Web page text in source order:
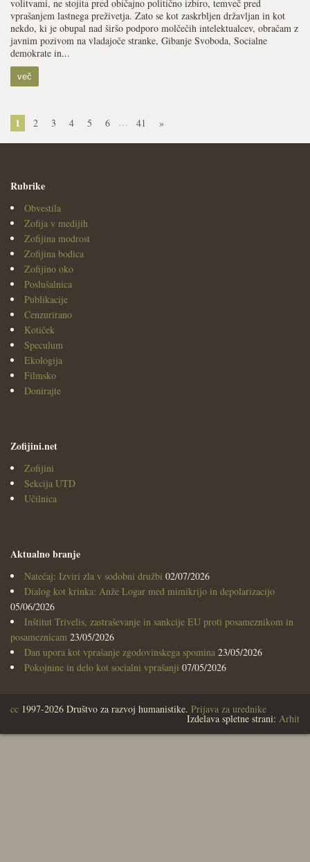
volitvami, ne stojita pred običajno politično izbiro, temveč pred
vprašanjem lastnega preživetja. Zato se kot zaskrbljen državljan in kot
nekdo, ki je obupal nad širšo podporo molčečih intelektualcev, obračam z
javnim pozivom na vladajoče stranke, Gibanje Svoboda, Socialne
demokrate in...
več
1 2 3 4 5 6 … 41 »
Rubrike
Obvestila
Zofija v medijih
Zofijina modrost
Zofijina bodica
Zofijino oko
Poslušalnica
Publikacije
Cenzurirano
Kotiček
Speculum
Ekologija
Filmsko
Donirajte
Zofijini.net
Zofijini
Sekcija UTD
Učilnica
Aktualno branje
Natečaj: Izviri zla v sodobni družbi 02/07/2026
Dialog kot krinka: Anže Logar med mimikrijo in depolarizacijo
05/06/2026
Inštitut Trivelis, zastraševanje in sankcije EU proti posameznikom in
posameznicam 23/05/2026
Dan upora kot vprašanje zgodovinskega spomina 23/05/2026
Pokojnine in delo kot socialni vprašanji 07/05/2026
cc 1997-2026 Društvo za razvoj humanistike. Prijava za urednike
Izdelava spletne strani: Arhit